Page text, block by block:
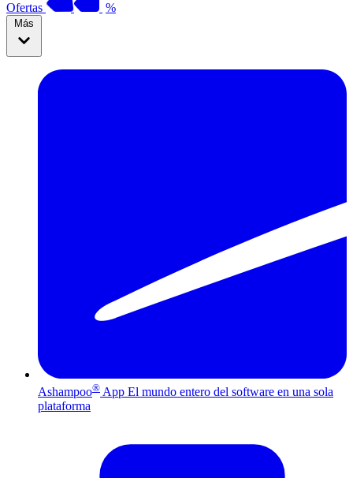
Ofertas %
Más
Ashampoo® App El mundo entero del software en una sola
plataforma